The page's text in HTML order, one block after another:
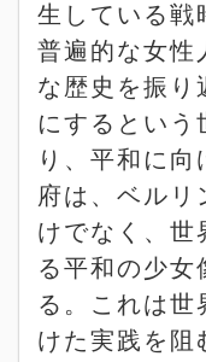
生している戦
普遍的な女性
な歴史を振り
にするという
り、平和に
府は、ベルリ
けでなく、世
る平和の少女
る。これは世
けた実践を阻